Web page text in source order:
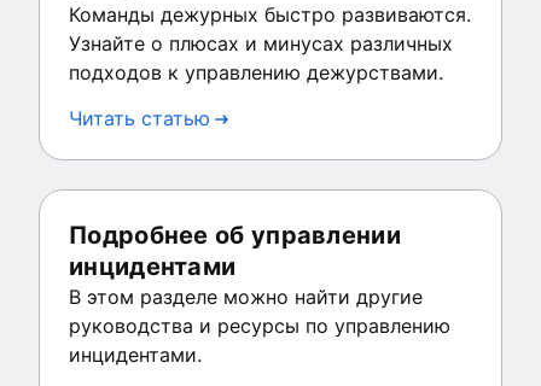
Команды дежурных быстро развиваются.
Узнайте о плюсах и минусах различных
подходов к управлению дежурствами.
Читать статью
Подробнее об управлении
инцидентами
В этом разделе можно найти другие
руководства и ресурсы по управлению
инцидентами.